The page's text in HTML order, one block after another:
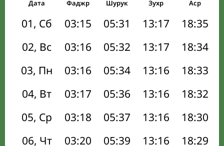
Дата Фаджр Шурук Зухр Аср
01, Сб 03:15 05:31 13:17 18:35
02, Вс
03:16 05:32 13:17 18:34
03, Пн
03:16 05:34 13:16 18:33
04, Вт
03:17 05:36 13:16 18:32
05, Ср
03:18 05:37 13:16 18:30
06, Чт
03:20 05:39 13:16 18:29